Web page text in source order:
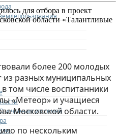
и членам их семей
для отбора в проект
области «Талантливые
более 200 молодых
из разных муниципальных
том числе воспитанники
«Метеор» и учащиеся
Московской области.
по нескольким